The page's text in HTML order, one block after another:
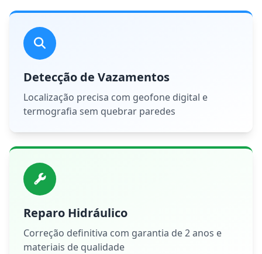
Detecção de Vazamentos
Localização precisa com geofone digital e
termografia sem quebrar paredes
Reparo Hidráulico
Correção definitiva com garantia de 2 anos e
materiais de qualidade